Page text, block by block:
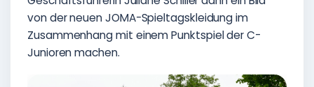
von der neuen JOMA-Spieltagskleidung im
Zusammenhang mit einem Punktspiel der C-
Junioren machen.